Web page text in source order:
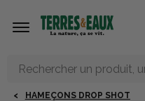
HAMEÇONS DROP SHOT